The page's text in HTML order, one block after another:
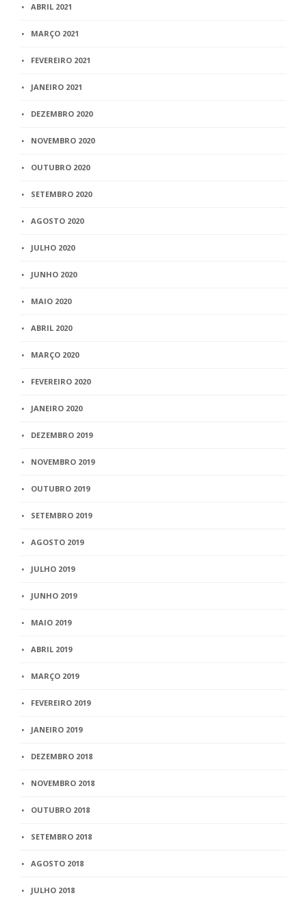
ABRIL 2021
MARÇO 2021
FEVEREIRO 2021
JANEIRO 2021
DEZEMBRO 2020
NOVEMBRO 2020
OUTUBRO 2020
SETEMBRO 2020
AGOSTO 2020
JULHO 2020
JUNHO 2020
MAIO 2020
ABRIL 2020
MARÇO 2020
FEVEREIRO 2020
JANEIRO 2020
DEZEMBRO 2019
NOVEMBRO 2019
OUTUBRO 2019
SETEMBRO 2019
AGOSTO 2019
JULHO 2019
JUNHO 2019
MAIO 2019
ABRIL 2019
MARÇO 2019
FEVEREIRO 2019
JANEIRO 2019
DEZEMBRO 2018
NOVEMBRO 2018
OUTUBRO 2018
SETEMBRO 2018
AGOSTO 2018
JULHO 2018